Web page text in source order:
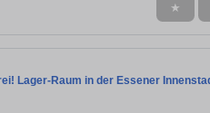
★
Lager-Raum in der Essener